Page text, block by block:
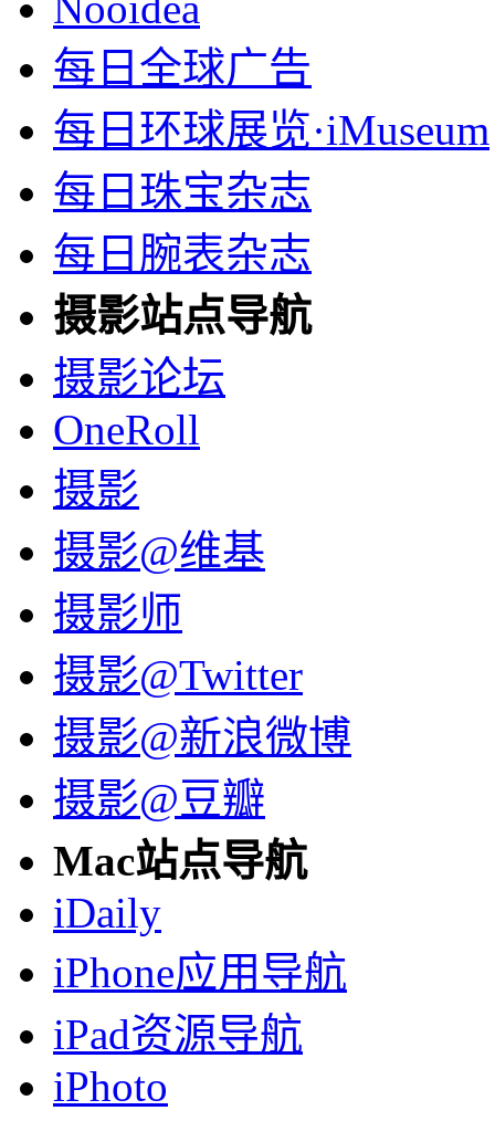
每日全球广告
每日环球展览·iMuseum
每日珠宝杂志
每日腕表杂志
摄影站点导航
摄影论坛
OneRoll
摄影
摄影@维基
摄影师
摄影@Twitter
摄影@新浪微博
摄影@豆瓣
Mac站点导航
iDaily
iPhone应用导航
iPad资源导航
iPhoto